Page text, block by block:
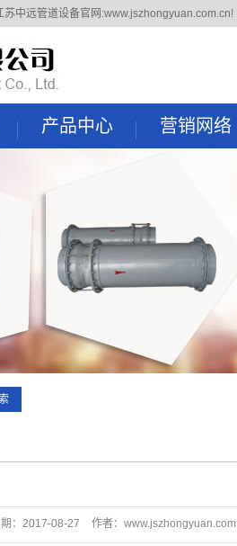
中远管道设备官网:www.jszhongyuan.com.cn!
产品中心
四氟管件
电站风门
双法兰传力接头
营销网络
： 2017-08-27 作者： www.jszhongyuan.com